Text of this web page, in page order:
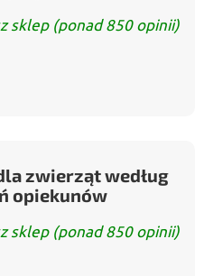
sklep (ponad 850 opinii)
zwierząt według
opiekunów
sklep (ponad 850 opinii)